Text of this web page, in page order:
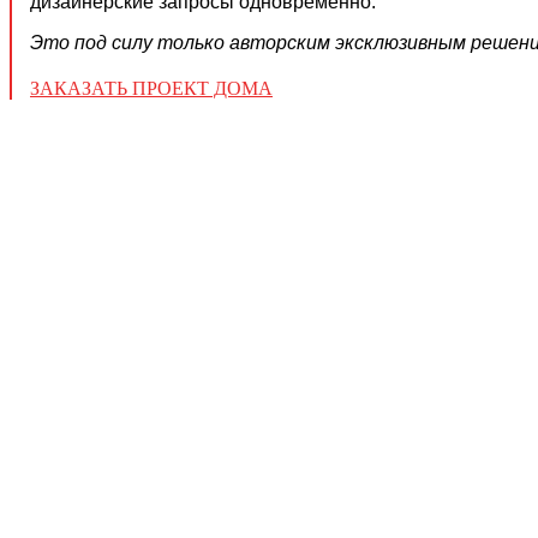
Это под силу только авторским эксклюзивным
ЗАКАЗАТЬ ПРОЕКТ ДОМА